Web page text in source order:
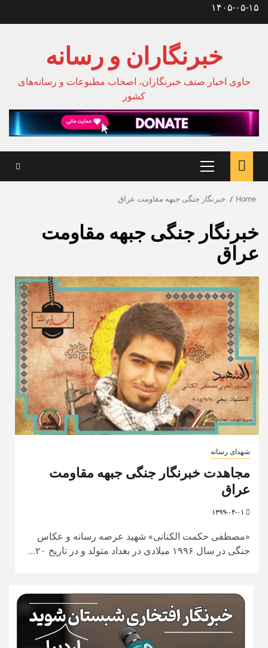
Skip۱۴۰۵-۰۵-۱۵
خبرنگاران و رسانه
حاوی اخبار صنف خبرنگاران، اصحاب مطبوعات و رسانه‌های
کشور
Primary
Menu
Home خبرنگار جنگی جبهه مقاومت عراق
خبرنگار جنگی جبهه مقاومت
عراق
شهدای رسانه
مجاهدت خبرنگار جنگی جبهه مقاومت
عراق
«مصطفی حکمت الکنانی» شهید عرصه رسانه و عکاس
جنگی در سال ۱۹۹۶ میلادی در بغداد متولد و در تاریخ ۲۰...